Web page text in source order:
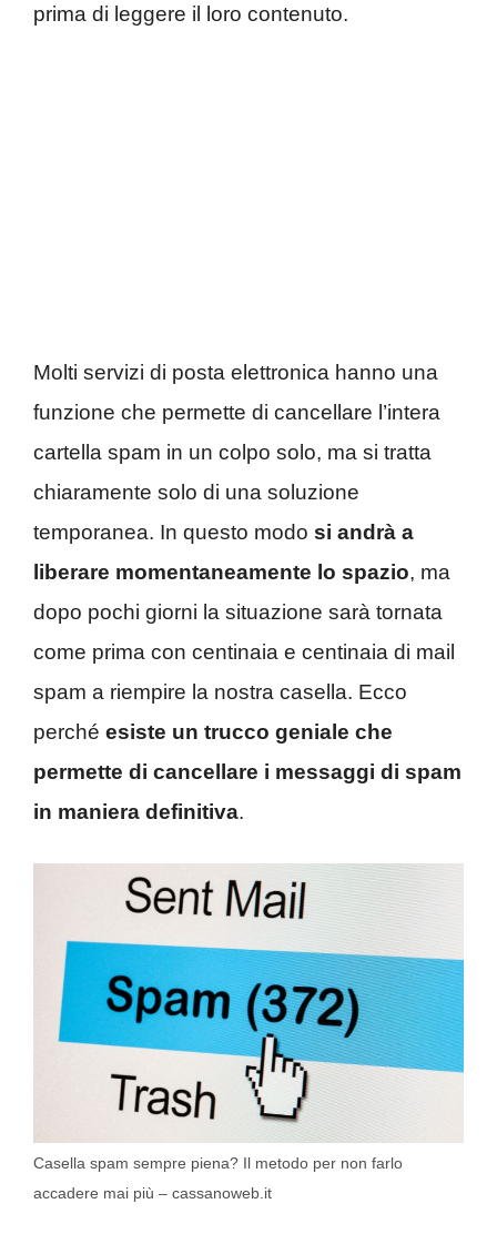
prima di leggere il loro contenuto.
Molti servizi di posta elettronica hanno una
funzione che permette di cancellare l’intera
cartella spam in un colpo solo, ma si tratta
chiaramente solo di una soluzione
temporanea. In questo modo si andrà a
liberare momentaneamente lo spazio, ma
dopo pochi giorni la situazione sarà tornata
come prima con centinaia e centinaia di mail
spam a riempire la nostra casella. Ecco
perché esiste un trucco geniale che
permette di cancellare i messaggi di spam
in maniera definitiva.
Casella spam sempre piena? Il metodo per non farlo
accadere mai più – cassanoweb.it